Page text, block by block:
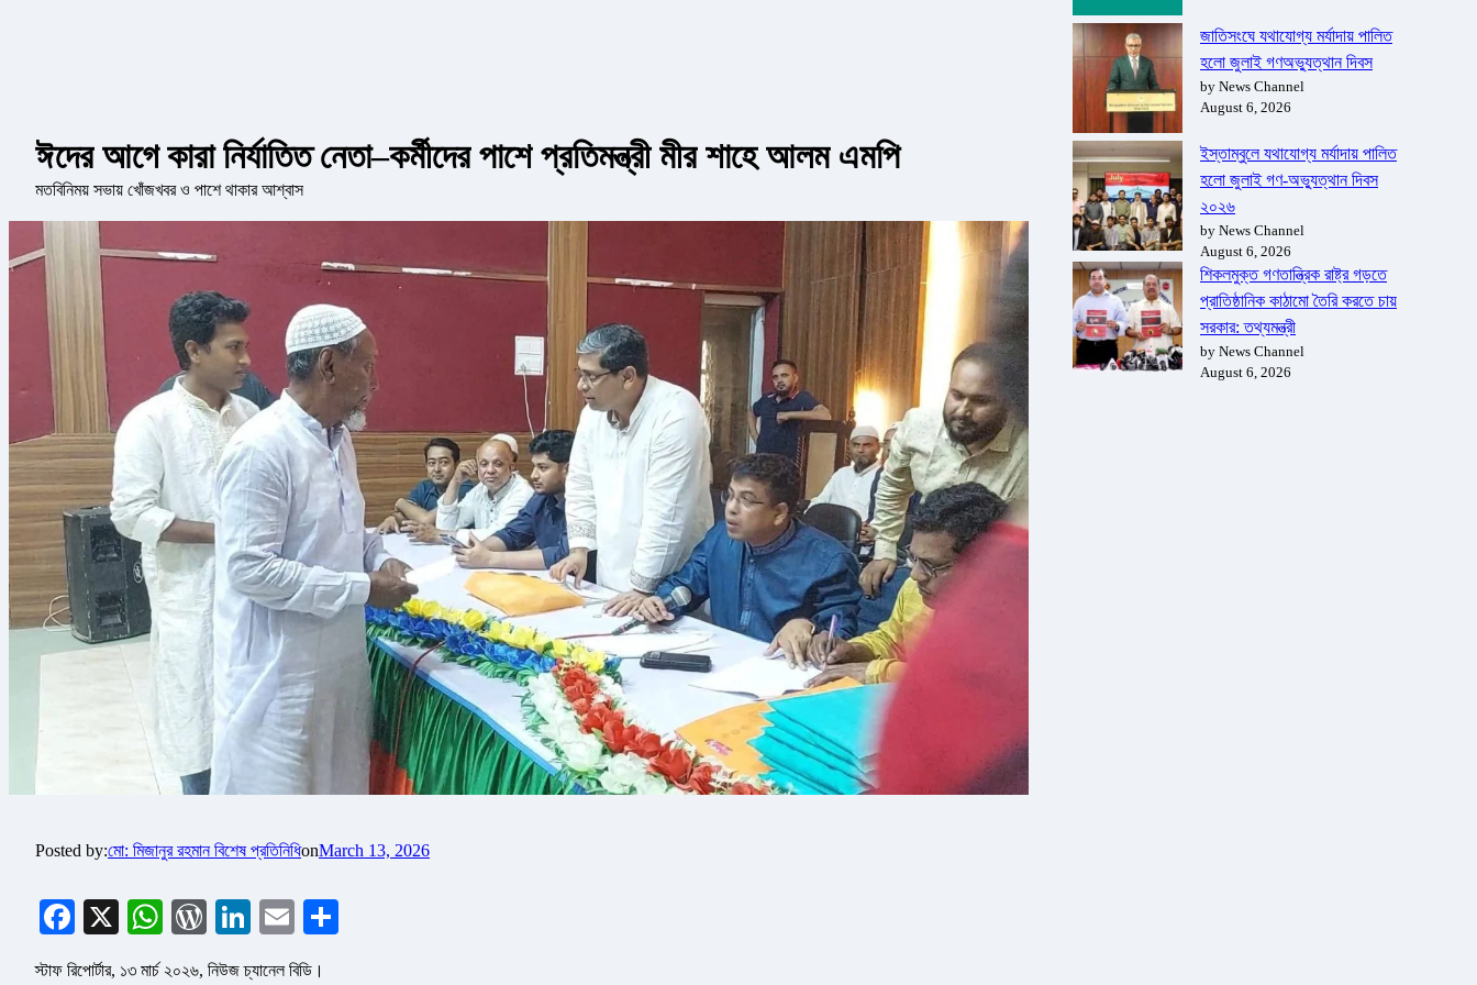
ঈদের আগে কারা নির্যাতিত নেতা–কর্মীদের পাশে প্রতিমন্ত্রী মীর শাহে আলম এমপি
মতবিনিময় সভায় খোঁজখবর ও পাশে থাকার আশ্বাস
Posted by:মো: মিজানুর রহমান বিশেষ প্রতিনিধিonMarch 13, 2026
Facebook
X WhatsApp
WordPress
LinkedIn
Email
স্টাফ রিপোর্টার, ১৩ মার্চ ২০২৬, নিউজ চ্যানেল বিডি।
জাতিসংঘে যথাযোগ্য মর্যাদায় পালিত
হলো জুলাই গণঅভ্যুত্থান দিবস
by News Channel
August 6, 2026
ইস্তাম্বুলে যথাযোগ্য মর্যাদায় পালিত
হলো জুলাই গণ-অভ্যুত্থান দিবস
২০২৬
by News Channel
August 6, 2026
শিকলমুক্ত গণতান্ত্রিক রাষ্ট্র গড়তে
প্রাতিষ্ঠানিক কাঠামো তৈরি করতে চায়
সরকার: তথ্যমন্ত্রী
by News Channel
August 6, 2026